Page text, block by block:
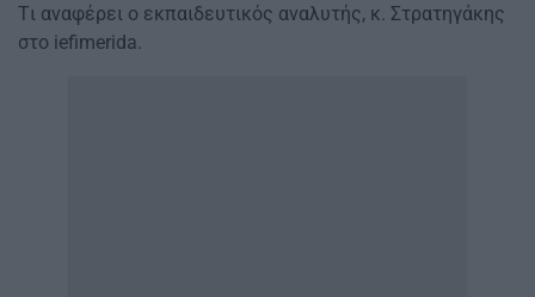
Tι αναφέρει ο εκπαιδευτικός αναλυτής, κ. Στρατηγάκης
στο iefimerida.